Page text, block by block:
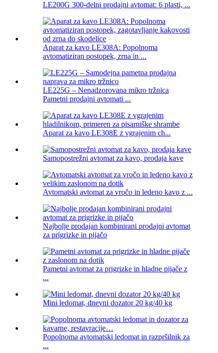
LE200G 300-delni prodajni avtomat: 6 plasti, ...
Aparat za kavo LE308A: Popolnoma
avtomatiziran postopek, zrna in ...
LE225G – Nenadzorovana mikro tržnica
Pametni prodajni avtomati ...
Aparat za kavo LE308E z vgrajenim ch...
Samopostrežni avtomat za kavo, prodaja kave
Avtomatski avtomat za vročo in ledeno kavo z ...
Najbolje prodajan kombinirani prodajni avtomat
za prigrizke in pijačo
Pametni avtomat za prigrizke in hladne pijače z
...
Mini ledomat, dnevni dozator 20 kg/40 kg
Popolnoma avtomatski ledomat in razpršilnik za
...